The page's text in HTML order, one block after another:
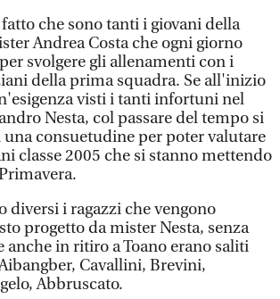
che sono tanti i giovani della
Andrea Costa che ogni giorno
svolgere gli allenamenti con i
della prima squadra. Se all'inizio
visti i tanti infortuni nel
Nesta, col passare del tempo si
una consuetudine per poter valutare
classe 2005 che si stanno mettendo
diversi i ragazzi che vengono
progetto da mister Nesta, senza
anche in ritiro a Toano erano saliti
Cavallini, Brevini,
Abbruscato.